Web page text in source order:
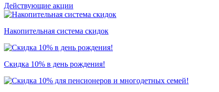
Действующие акции
Накопительная система скидок
Скидка 10% в день рождения!